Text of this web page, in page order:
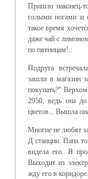
Пришло наконец-
голыми ногами и
такое время
даже чай с
по пятницам!..
Подруга
зашли в магазин
покупать?"
2950, ведь она
цветов... Вышла
Многие не любят
Д станции. Папа
видела его. Я
Выходит из
жду его в